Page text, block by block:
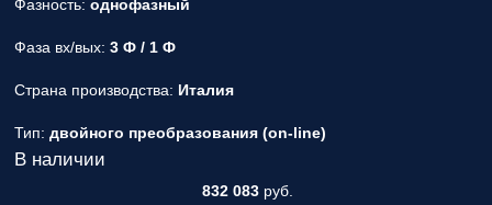
Фазность: однофазный
Фаза вх/вых: 3 Ф / 1 Ф
Страна производства: Италия
Тип: двойного преобразования (on-line)
В наличии
832 083 руб.